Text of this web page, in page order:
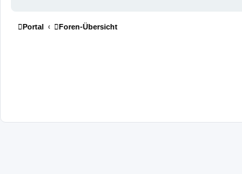
Portal Foren-Übersicht